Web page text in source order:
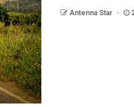
Antenna Star